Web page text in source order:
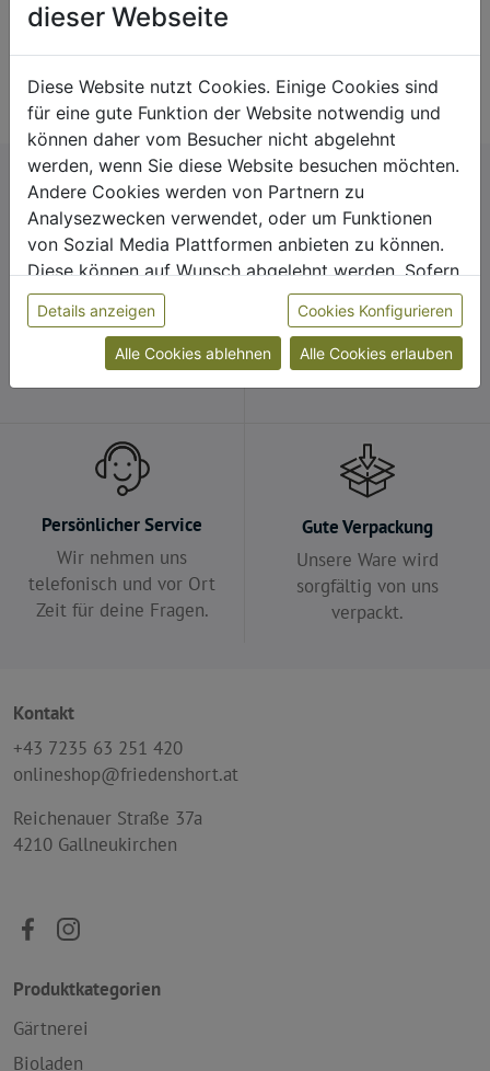
€ 38,00
€ 30,00
Sichere Zahlung
Dein Geld kommt so gut
an wie unsere Produkte -
garantiert.
Einfache Lieferung
Unser Logistikteam stellt
zuverlässig zu.
Persönlicher Service
Wir nehmen uns
telefonisch und vor Ort
Zeit für deine Fragen.
Gute Verpackung
Unsere Ware wird
sorgfältig von uns
verpackt.
Kontakt
+43 7235 63 251 420
onlineshop@friedenshort.at
Reichenauer Straße 37a
4210 Gallneukirchen
Produktkategorien
Gärtnerei
Bioladen
dieser Webseite
Diese Website nutzt Cookies. Einige Cookies sind
für eine gute Funktion der Website notwendig und
können daher vom Besucher nicht abgelehnt
werden, wenn Sie diese Website besuchen möchten.
Andere Cookies werden von Partnern zu
Analysezwecken verwendet, oder um Funktionen
von Sozial Media Plattformen anbieten zu können.
Diese können auf Wunsch abgelehnt werden. Sofern
sie unsere Webseite weiter nutzen, geben Sie
Einwilligung zu unseren Cookies.
Details anzeigen Cookies Konfigurieren
Alle Cookies ablehnen Alle Cookies erlauben